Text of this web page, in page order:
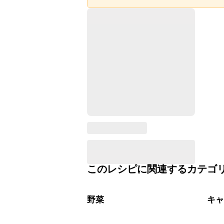
このレシピに関連するカテゴ
野菜 キ